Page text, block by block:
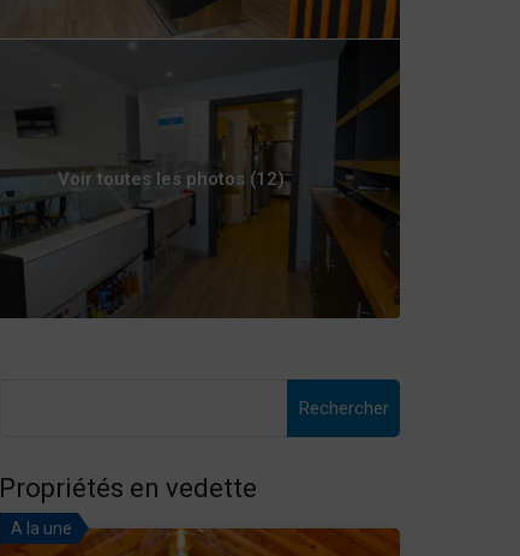
Voir toutes les photos (12)
Propriétés en vedette
A la une